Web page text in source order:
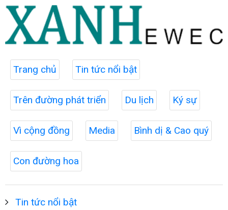
Trang chủ Tin tức nổi bật
Trên đường phát triển Du lịch Ký sự
Vì cộng đồng Media Bình dị & Cao quý
Con đường hoa
Tin tức nổi bật